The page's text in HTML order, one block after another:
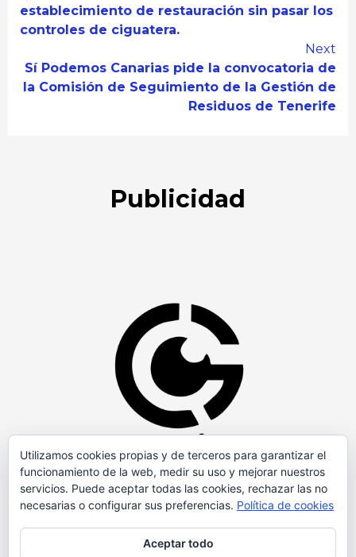
establecimiento de restauración sin pasar los
controles de ciguatera.
Next
Sí Podemos Canarias pide la convocatoria de
la Comisión de Seguimiento de la Gestión de
Residuos de Tenerife
Publicidad
Utilizamos cookies propias y de terceros para garantizar el
funcionamiento de la web, medir su uso y mejorar nuestros
servicios. Puede aceptar todas las cookies, rechazar las no
necesarias o configurar sus preferencias. Política de cookies
Aceptar todo